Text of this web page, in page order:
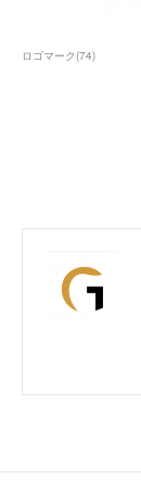
ロゴマーク(74)